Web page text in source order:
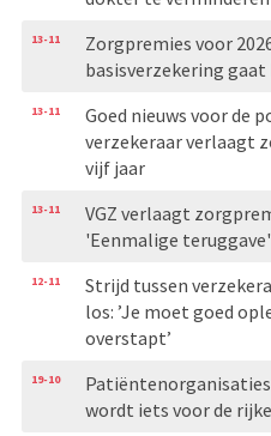
13-11
Zorgpremies voor
basisverzekering
13-11
Goed nieuws voor de
verzekeraar verlaagt
vijf jaar
13-11
VGZ verlaagt
'Eenmalige teruggave'
12-11
Strijd tussen
los: ’Je moet goed
overstapt’
19-10
wordt iets voor de